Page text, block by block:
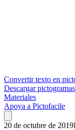
Convertir texto en
Descargar pictogramas
Materiales
Apoya a Pictofacile
20 de octubre de 2019